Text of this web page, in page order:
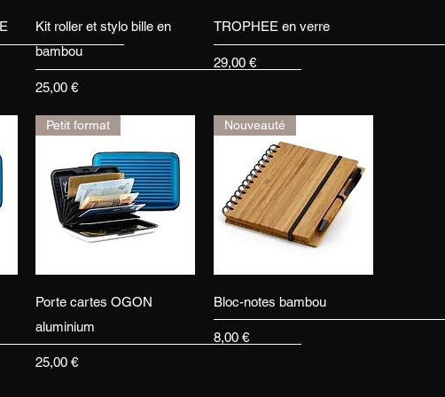
Aperçu rapide
Kit roller et stylo bille en
bambou
Prix
25,00 €
Aperçu rapide
TROPHEE en verre
Prix
29,00 €
Aperçu rapide
Petit format
Porte cartes OGON
aluminium
Prix
25,00 €
Aperçu rapide
Nouveauté
Bloc-notes bambou
Prix
8,00 €